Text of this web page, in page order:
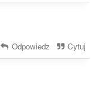
Odpowiedz Cytuj